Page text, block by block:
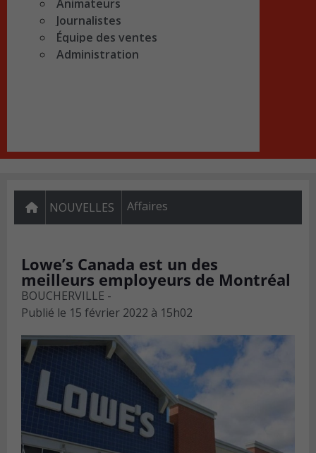
Animateurs
Journalistes
Équipe des ventes
Administration
NOUVELLES Affaires
Lowe’s Canada est un des
meilleurs employeurs de Montréal
BOUCHERVILLE -
Publié le 15 février 2022 à 15h02